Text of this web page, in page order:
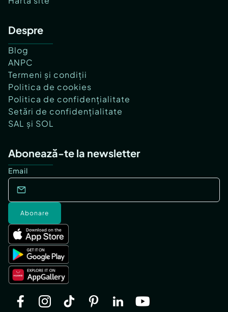
Despre
Blog
ANPC
Termeni și condiții
Politica de cookies
Politica de confidențialitate
Setări de confidențialitate
SAL și SOL
Abonează-te la newsletter
Email
Abonare